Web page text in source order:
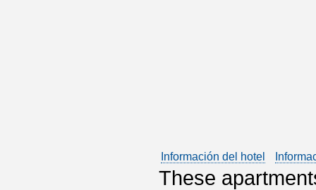
Información del hotel
These